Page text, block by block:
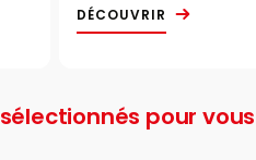
DÉCOUVRIR
sélectionnés pour vous